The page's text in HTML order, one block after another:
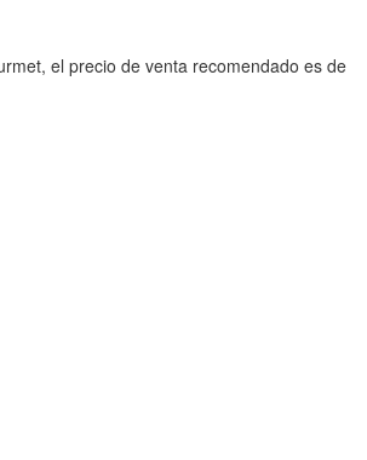
el precio de venta recomendado es de